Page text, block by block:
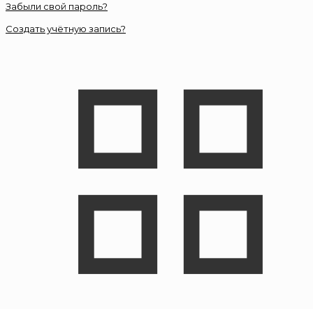
Забыли свой пароль?
Создать учётную запись?